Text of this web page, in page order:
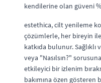
kendilerine olan güveni
estethica, cilt yenileme
çözümlerle, her bireyin
katkıda bulunur.
veya "Nasılsın?"
etkileyici bir izlenim
bakımına özen